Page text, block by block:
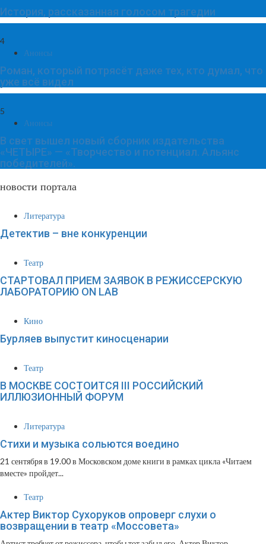
История, рассказанная голосом трагедии
4
Анонсы
Роман, который потрясёт даже тех, кто думал, что
уже всё видел
5
Анонсы
В свет вышел новый сборник издательства
«ЧЕТЫРЕ» — «Творчество и потенциал. Альянс
победителей».
новости портала
Литература
Детектив – вне конкуренции
Театр
СТАРТОВАЛ ПРИЕМ ЗАЯВОК В РЕЖИССЕРСКУЮ
ЛАБОРАТОРИЮ ON LAB
Кино
Бурляев выпустит киносценарии
Театр
В МОСКВЕ СОСТОИТСЯ III РОССИЙСКИЙ
ИЛЛЮЗИОННЫЙ ФОРУМ
Литература
Стихи и музыка сольются воедино
21 сентября в 19.00 в Московском доме книги в рамках цикла «Читаем
вместе» пройдет...
Театр
Актер Виктор Сухоруков опроверг слухи о
возвращении в театр «Моссовета»